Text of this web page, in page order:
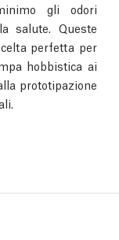
gli odori
salute. Queste
perfetta per
hobbistica ai
prototipazione